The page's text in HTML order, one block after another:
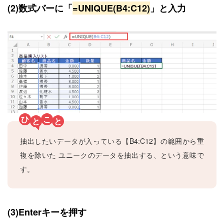
(2)数式バーに 「=UNIQUE(B4:C12) 」 と入力
ひ と こ と
抽出したいデータが入っている【B4:C12】の範囲から重
複を除いた ユニークのデータを抽出する、という意味で
す。
(3)Enterキーを押す